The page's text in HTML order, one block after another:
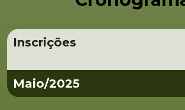
Inscrições
Maio/2025